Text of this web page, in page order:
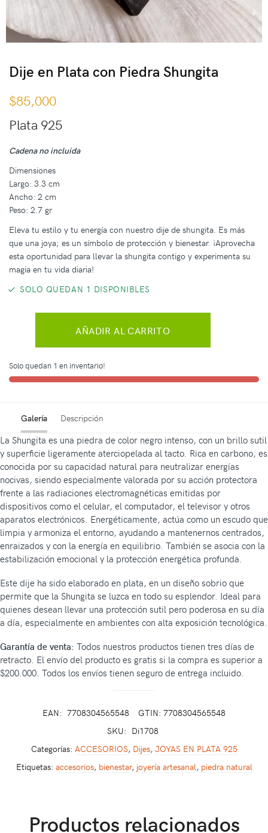
Dije en Plata con Piedra Shungita
$85,000
Plata 925
Cadena no incluida
Dimensiones
Largo: 3.3 cm
Ancho: 2 cm
Peso: 2.7 gr
Eleva tu estilo y tu energía con nuestro dije de shungita. Es más
que una joya; es un símbolo de protección y bienestar. ¡Aprovecha
esta oportunidad para llevar la shungita contigo y experimenta su
magia en tu vida diaria!
SOLO QUEDAN 1 DISPONIBLES
AÑADIR AL CARRITO
Solo quedan 1 en inventario!
Galería Descripción
La Shungita es una piedra de color negro intenso, con un brillo sutil
y superficie ligeramente aterciopelada al tacto. Rica en carbono, es
conocida por su capacidad natural para neutralizar energías
nocivas, siendo especialmente valorada por su acción protectora
frente a las radiaciones electromagnéticas emitidas por
dispositivos como el celular, el computador, el televisor y otros
aparatos electrónicos. Energéticamente, actúa como un escudo que
limpia y armoniza el entorno, ayudando a mantenernos centrados,
enraizados y con la energía en equilibrio. También se asocia con la
estabilización emocional y la protección energética profunda.
Este dije ha sido elaborado en plata, en un diseño sobrio que
permite que la Shungita se luzca en todo su esplendor. Ideal para
quienes desean llevar una protección sutil pero poderosa en su día
a día, especialmente en ambientes con alta exposición tecnológica.
Garantía de venta: Todos nuestros productos tienen tres días de
retracto. El envío del producto es gratis si la compra es superior a
$200.000. Todos los envíos tienen seguro de entrega incluido.
EAN: 7708304565548
GTIN: 7708304565548
SKU: Di1708
Categorías: ACCESORIOS, Dijes, JOYAS EN PLATA 925
Etiquetas: accesorios, bienestar, joyería artesanal, piedra natural
Productos relacionados